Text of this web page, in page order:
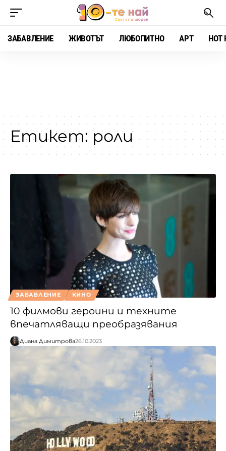
ЗАБАВЛЕНИЕ ЖИВОТЪТ ЛЮБОПИТНО АРТ HOT
Етикет: роли
ЗАБАВЛЕНИЕ КИНО
10 филмови героини и техните
впечатляващи преобразявания
Диана Димитрова26.10.2023